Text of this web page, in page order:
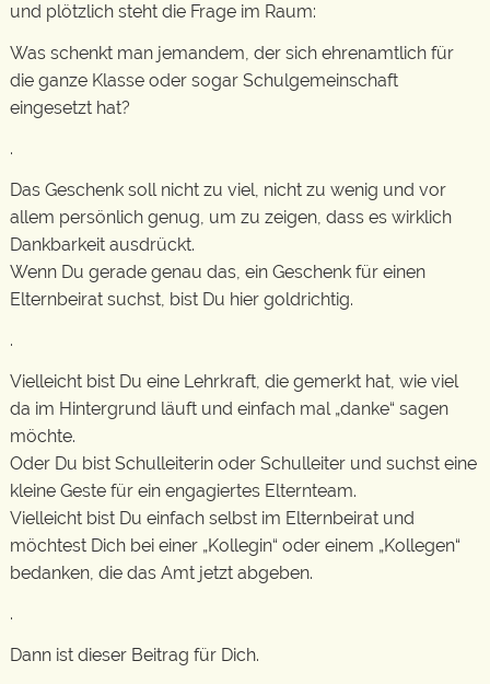
und plötzlich steht die Frage im Raum:
Was schenkt man jemandem, der sich ehrenamtlich für
die ganze Klasse oder sogar Schulgemeinschaft
eingesetzt hat?
.
Das Geschenk soll nicht zu viel, nicht zu wenig und vor
allem persönlich genug, um zu zeigen, dass es wirklich
Dankbarkeit ausdrückt.
Wenn Du gerade genau das, ein Geschenk für einen
Elternbeirat suchst, bist Du hier goldrichtig.
.
Vielleicht bist Du eine Lehrkraft, die gemerkt hat, wie viel
da im Hintergrund läuft und einfach mal „danke“ sagen
möchte.
Oder Du bist Schulleiterin oder Schulleiter und suchst eine
kleine Geste für ein engagiertes Elternteam.
Vielleicht bist Du einfach selbst im Elternbeirat und
möchtest Dich bei einer „Kollegin“ oder einem „Kollegen“
bedanken, die das Amt jetzt abgeben.
.
Dann ist dieser Beitrag für Dich.